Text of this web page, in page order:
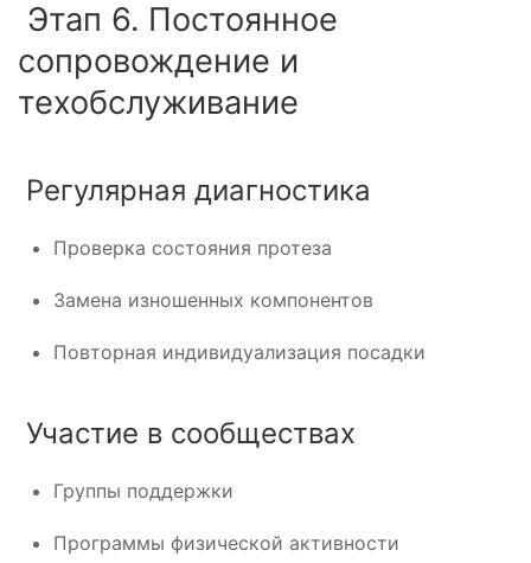
Этап 6. Постоянное
сопровождение и
техобслуживание
Регулярная диагностика
Проверка состояния протеза
Замена изношенных компонентов
Повторная индивидуализация посадки
Участие в сообществах
Группы поддержки
Программы физической активности